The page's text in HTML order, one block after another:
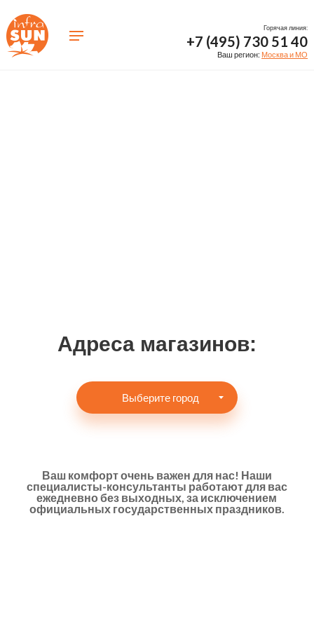
Горячая линия:
+7 (495) 730 51 40
Ваш регион: Москва и МО
Адреса магазинов:
Ваш комфорт очень важен для нас! Наши
специалисты-консультанты работают для вас
ежедневно без выходных, за исключением